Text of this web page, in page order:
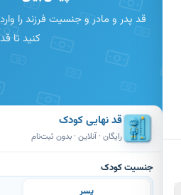
قد پدر و مادر و جنسیت فرزند را وارد
کنید تا قد
قد نهایی کودک
رایگان · آنلاین · بدون ثبت‌نام
جنسیت کودک